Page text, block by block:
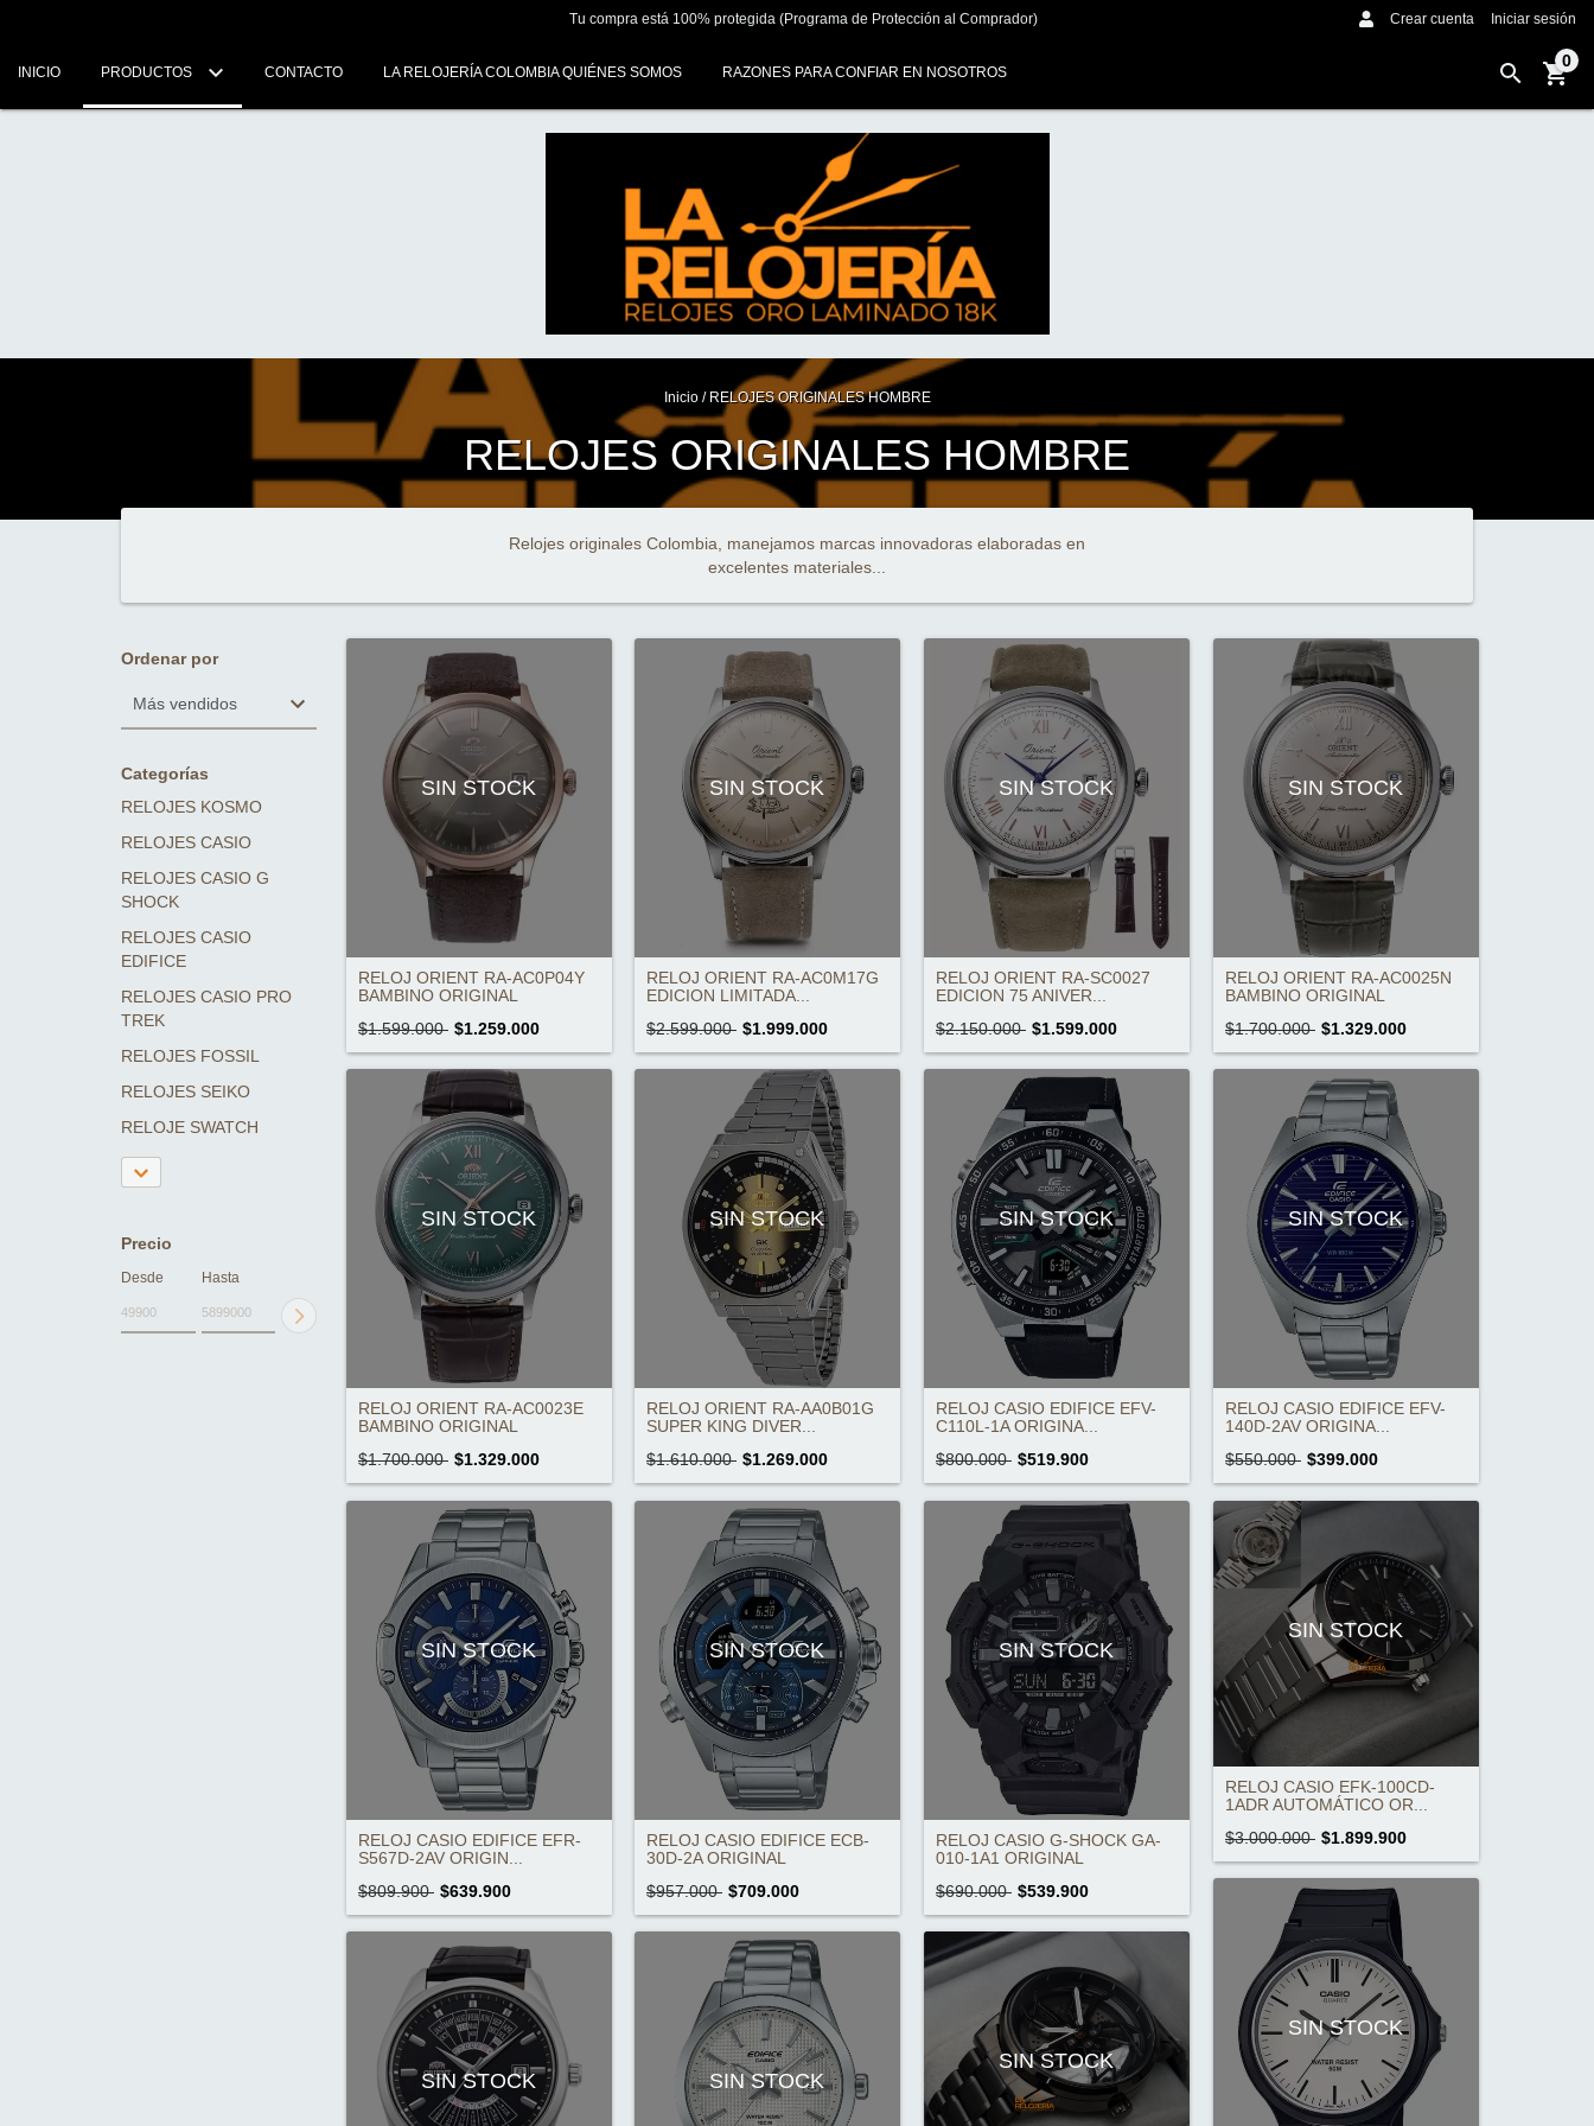
Tu compra está 100% protegida (Programa de Protección al Comprador) Crear cuenta Iniciar sesión
INICIO PRODUCTOS CONTACTO LA RELOJERÍA COLOMBIA QUIÉNES SOMOS RAZONES PARA CONFIAR EN NOSOTROS
0
Inicio / RELOJES ORIGINALES HOMBRE
RELOJES ORIGINALES HOMBRE
Relojes originales Colombia, manejamos marcas innovadoras elaboradas en
excelentes materiales...
Ordenar por
Categorías
RELOJES KOSMO
RELOJES CASIO
RELOJES CASIO G
SHOCK
RELOJES CASIO
EDIFICE
RELOJES CASIO PRO
TREK
RELOJES FOSSIL
RELOJES SEIKO
RELOJE SWATCH
Precio
Desde Hasta
SIN STOCK
RELOJ ORIENT RA-AC0P04Y
BAMBINO ORIGINAL
$1.599.000 $1.259.000
SIN STOCK
RELOJ ORIENT RA-AC0M17G
EDICION LIMITADA...
$2.599.000 $1.999.000
SIN STOCK
RELOJ ORIENT RA-SC0027
EDICION 75 ANIVER...
$2.150.000 $1.599.000
SIN STOCK
RELOJ ORIENT RA-AC0025N
BAMBINO ORIGINAL
$1.700.000 $1.329.000
SIN STOCK
RELOJ ORIENT RA-AC0023E
BAMBINO ORIGINAL
$1.700.000 $1.329.000
SIN STOCK
RELOJ ORIENT RA-AA0B01G
SUPER KING DIVER...
$1.610.000 $1.269.000
SIN STOCK
RELOJ CASIO EDIFICE EFV-
C110L-1A ORIGINA...
$800.000 $519.900
SIN STOCK
RELOJ CASIO EDIFICE EFV-
140D-2AV ORIGINA...
$550.000 $399.000
SIN STOCK
RELOJ CASIO EDIFICE EFR-
S567D-2AV ORIGIN...
$809.900 $639.900
SIN STOCK
RELOJ CASIO EDIFICE ECB-
30D-2A ORIGINAL
$957.000 $709.000
SIN STOCK
RELOJ CASIO G-SHOCK GA-
010-1A1 ORIGINAL
$690.000 $539.900
SIN STOCK
RELOJ CASIO EFK-100CD-
1ADR AUTOMÁTICO OR...
$3.000.000 $1.899.900
SIN STOCK SIN STOCK
SIN STOCK
SIN STOCK